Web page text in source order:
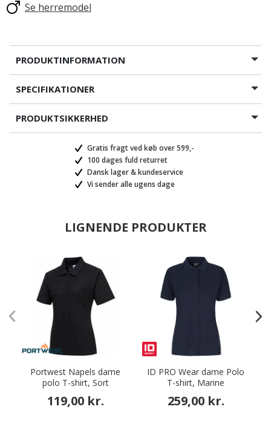
Se herremodel
PRODUKTINFORMATION
SPECIFIKATIONER
PRODUKTSIKKERHED
Gratis fragt ved køb over 599,-
100 dages fuld returret
Dansk lager & kundeservice
Vi sender alle ugens dage
LIGNENDE PRODUKTER
Portwest Napels dame
polo T-shirt, Sort
119,00 kr.
ID PRO Wear dame Polo
T-shirt, Marine
259,00 kr.